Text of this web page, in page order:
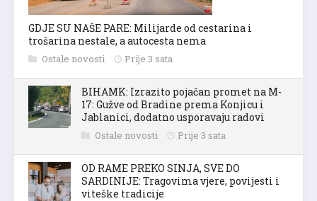
GDJE SU NAŠE PARE: Milijarde od cestarina i
trošarina nestale, a autocesta nema
Ostale novosti Prije 3 sata
BIHAMK: Izrazito pojačan promet na M-
17: Gužve od Bradine prema Konjicu i
Jablanici, dodatno usporavaju radovi
Ostale novosti Prije 3 sata
OD RAME PREKO SINJA, SVE DO
SARDINIJE: Tragovima vjere, povijesti i
viteške tradicije